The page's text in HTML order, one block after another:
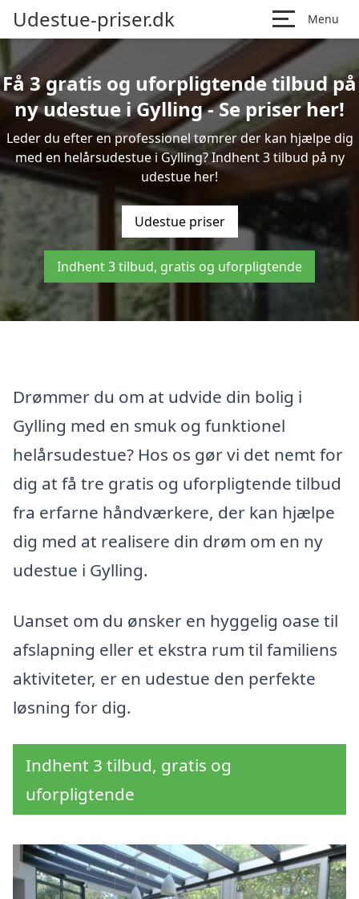
Udestue-priser.dk Menu
Få 3 gratis og uforpligtende tilbud på
ny udestue i Gylling - Se priser her!
Leder du efter en professionel tømrer der kan hjælpe dig
med en helårsudestue i Gylling? Indhent 3 tilbud på ny
udestue her!
Udestue priser
Indhent 3 tilbud, gratis og uforpligtende
Drømmer du om at udvide din bolig i
Gylling med en smuk og funktionel
helårsudestue? Hos os gør vi det nemt for
dig at få tre gratis og uforpligtende tilbud
fra erfarne håndværkere, der kan hjælpe
dig med at realisere din drøm om en ny
udestue i Gylling.
Uanset om du ønsker en hyggelig oase til
afslapning eller et ekstra rum til familiens
aktiviteter, er en udestue den perfekte
løsning for dig.
Indhent 3 tilbud, gratis og
uforpligtende